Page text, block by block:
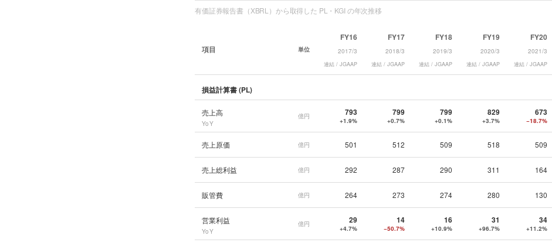
有価証券報告書（XBRL）から取得した PL・KGI の年次推移
項目 単位
FY16
2017/3
連結 / JGAAP
FY17
2018/3
連結 / JGAAP
FY18
2019/3
連結 / JGAAP
FY19
2020/3
連結 / JGAAP
FY20
2021/3
連結 / JGAAP
損益計算書 (PL)
売上高
YoY
億円 793
+1.9%
799
+0.7%
799
+0.1%
829
+3.7%
673
−18.7%
売上原価 億円 501 512 509 518 509
売上総利益 億円 292 287 290 311 164
販管費 億円 264 273 274 280 130
営業利益
YoY
億円 29
+4.7%
14
−50.7%
16
+10.9%
31
+96.7%
34
+11.2%